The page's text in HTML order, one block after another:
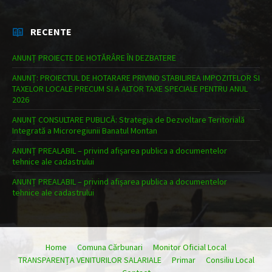
RECENTE
ANUNȚ PROIECTE DE HOTĂRÂRE ÎN DEZBATERE
ANUNȚ: PROIECTUL DE HOTARARE PRIVIND STABILIREA IMPOZITELOR SI
TAXELOR LOCALE PRECUM SI A ALTOR TAXE SPECIALE PENTRU ANUL
2026
ANUNȚ CONSULTARE PUBLICĂ: Strategia de Dezvoltare Teritorială
Integrată a Microregiunii Banatul Montan
ANUNȚ PREALABIL – privind afișarea publica a documentelor
tehnice ale cadastrului
ANUNȚ PREALABIL – privind afișarea publica a documentelor
tehnice ale cadastrului
Home Comuna Cărbunari
Monitor Oficial Local
TRANSPARENȚA VENITURILOR SALARIALE
Primar
Consiliu Local